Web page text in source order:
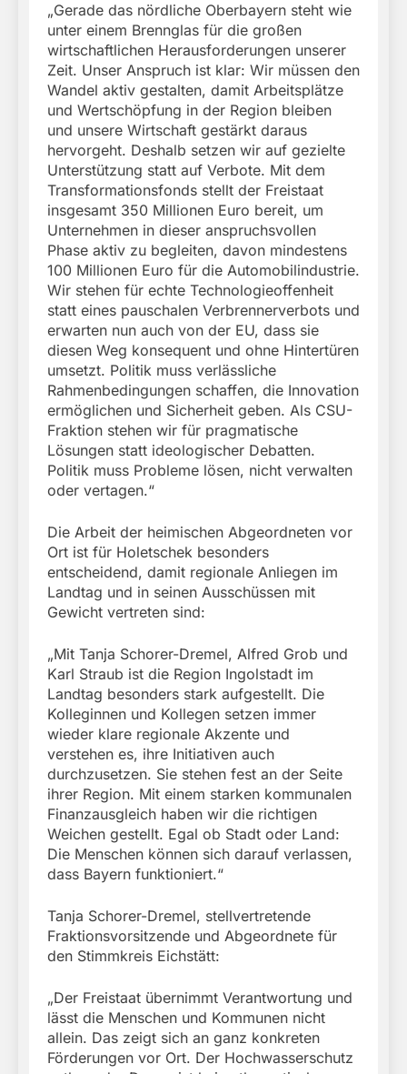
„Gerade das nördliche Oberbayern steht wie
unter einem Brennglas für die großen
wirtschaftlichen Herausforderungen unserer
Zeit. Unser Anspruch ist klar: Wir müssen den
Wandel aktiv gestalten, damit Arbeitsplätze
und Wertschöpfung in der Region bleiben
und unsere Wirtschaft gestärkt daraus
hervorgeht. Deshalb setzen wir auf gezielte
Unterstützung statt auf Verbote. Mit dem
Transformationsfonds stellt der Freistaat
insgesamt 350 Millionen Euro bereit, um
Unternehmen in dieser anspruchsvollen
Phase aktiv zu begleiten, davon mindestens
100 Millionen Euro für die Automobilindustrie.
Wir stehen für echte Technologieoffenheit
statt eines pauschalen Verbrennerverbots und
erwarten nun auch von der EU, dass sie
diesen Weg konsequent und ohne Hintertüren
umsetzt. Politik muss verlässliche
Rahmenbedingungen schaffen, die Innovation
ermöglichen und Sicherheit geben. Als CSU-
Fraktion stehen wir für pragmatische
Lösungen statt ideologischer Debatten.
Politik muss Probleme lösen, nicht verwalten
oder vertagen.“
Die Arbeit der heimischen Abgeordneten vor
Ort ist für Holetschek besonders
entscheidend, damit regionale Anliegen im
Landtag und in seinen Ausschüssen mit
Gewicht vertreten sind:
„Mit Tanja Schorer-Dremel, Alfred Grob und
Karl Straub ist die Region Ingolstadt im
Landtag besonders stark aufgestellt. Die
Kolleginnen und Kollegen setzen immer
wieder klare regionale Akzente und
verstehen es, ihre Initiativen auch
durchzusetzen. Sie stehen fest an der Seite
ihrer Region. Mit einem starken kommunalen
Finanzausgleich haben wir die richtigen
Weichen gestellt. Egal ob Stadt oder Land:
Die Menschen können sich darauf verlassen,
dass Bayern funktioniert.“
Tanja Schorer-Dremel, stellvertretende
Fraktionsvorsitzende und Abgeordnete für
den Stimmkreis Eichstätt:
„Der Freistaat übernimmt Verantwortung und
lässt die Menschen und Kommunen nicht
allein. Das zeigt sich an ganz konkreten
Förderungen vor Ort. Der Hochwasserschutz